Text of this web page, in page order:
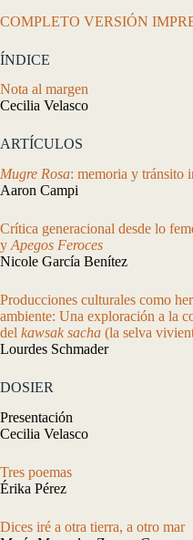
COMPLETO VERSIÓN
ÍNDICE
Nota al margen
Cecilia Velasco
ARTÍCULOS
Mugre Rosa: memoria y tránsito
Aaron Campi
Crítica generacional desde lo
y Apegos Feroces
Nicole García Benítez
Producciones culturales como
ambiente: Una exploración a la
del kawsak sacha (la selva
Lourdes Schmader
DOSIER
Presentación
Cecilia Velasco
Tres poemas
Érika Pérez
Dices iré a otra tierra, a otro mar